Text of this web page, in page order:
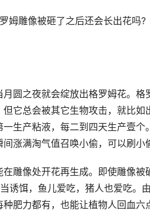
姆雕像被砸了之后还会长出花吗?
圆之夜就会绽放出格罗姆花。
它总会被其它生物攻击，就比
生产粘液，每二到四天生产壹个
涨满淘气值召唤小偷，可以刷小
雕像处开花再生成。即使雕像
诱饵，鱼儿爱吃，猪人也爱吃。
肥力都有，也能让植物人回血